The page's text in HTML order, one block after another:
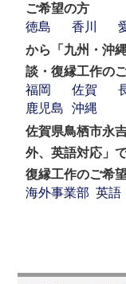
ご希望の方
徳島
香川
から「九州・沖
談・復縁工作の
福岡
佐賀
鹿児島
沖縄
佐賀県鳥栖市永
外、英語対応」
復縁工作のご希
海外事業部 英語